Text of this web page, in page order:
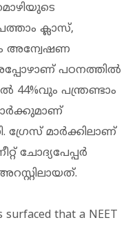
ക്ലാസ്,
അന്വേഷണ
പഠനത്തിൽ
44%വും പന്ത്രണ്ടാം
ഗ്രേസ് മാർക്കിലാണ്
ചോദ്യപേപ്പർ
that a NEET